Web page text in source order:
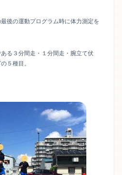
後の運動プログラム時に体力測定を
る３分間走・１分間走・腕立て伏
５種目。